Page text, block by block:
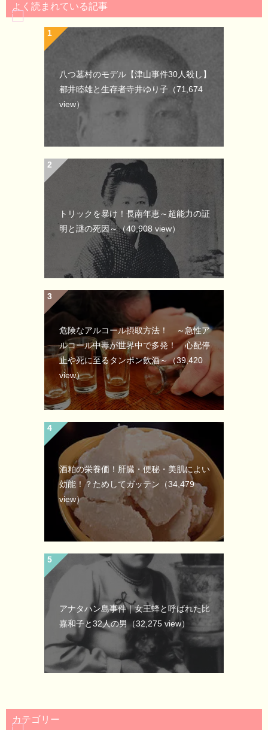
よく読まれている記事
八つ墓村のモデル【津山事件30人殺し】
都井睦雄と生存者寺井ゆり子 （71,674
view）
トリックを暴け！長南年恵～超能力の証
明と謎の死因～（40,908 view）
危険なアルコール摂取方法！ ～急性ア
ルコール中毒が世界中で多発！ 心配停
止や死に至るタンポン飲酒～（39,420
view）
酒粕の栄養価！肝臓・便秘・美肌によい
効能！？ためしてガッテン （34,479
view）
アナタハン島事件｜女王蜂と呼ばれた比
嘉和子と32人の男（32,275 view）
カテゴリー